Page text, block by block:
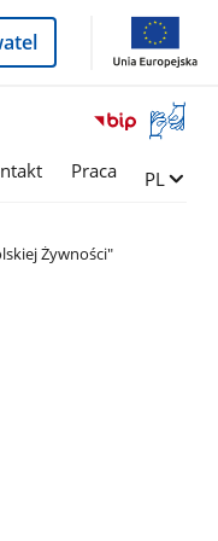
Otwórz
okno
Praca Zmień
PL
Żywności"